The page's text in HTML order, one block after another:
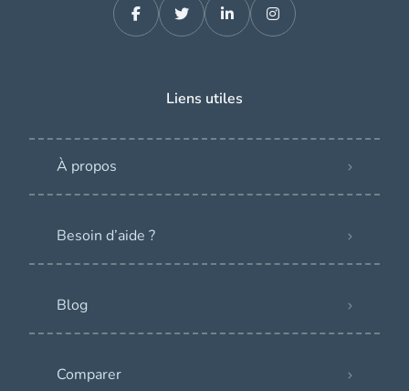
Liens utiles
À propos
Besoin d’aide ?
Blog
Comparer